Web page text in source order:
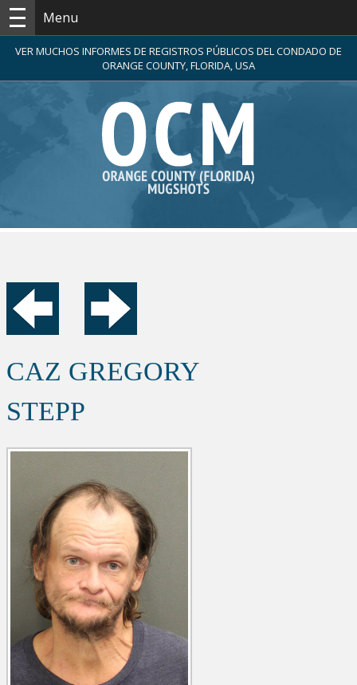
Menu
VER MUCHOS INFORMES DE REGISTROS PÚBLICOS DEL CONDADO DE
ORANGE COUNTY, FLORIDA, USA
CAZ GREGORY
STEPP